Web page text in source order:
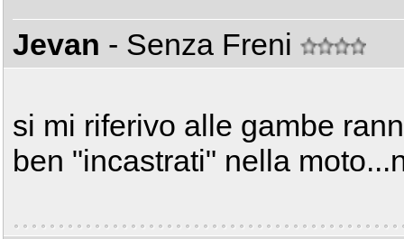
Jevan - Senza Freni
si mi riferivo alle gambe
ben "incastrati" nella